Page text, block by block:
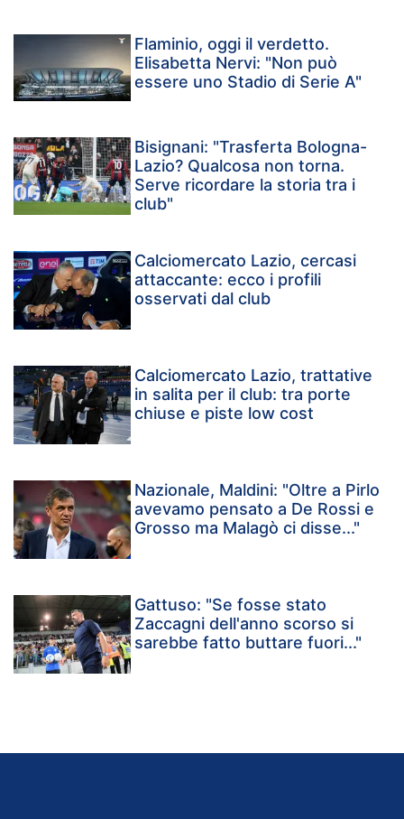
Flaminio, oggi il verdetto.
Elisabetta Nervi: "Non può
essere uno Stadio di Serie A"
Bisignani: "Trasferta Bologna-
Lazio? Qualcosa non torna.
Serve ricordare la storia tra i
club"
Calciomercato Lazio, cercasi
attaccante: ecco i profili
osservati dal club
Calciomercato Lazio, trattative
in salita per il club: tra porte
chiuse e piste low cost
Nazionale, Maldini: "Oltre a Pirlo
avevamo pensato a De Rossi e
Grosso ma Malagò ci disse..."
Gattuso: "Se fosse stato
Zaccagni dell'anno scorso si
sarebbe fatto buttare fuori..."